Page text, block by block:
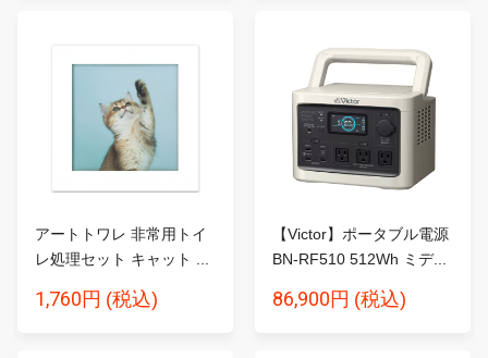
アートトワレ 非常用トイ
レ処理セット キャット ...
1,760円 (税込)
【Victor】ポータブル電源
BN-RF510 512Wh ミデ...
86,900円 (税込)